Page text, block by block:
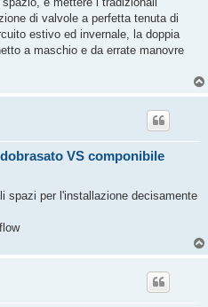
di valvole a perfetta tenuta di
estivo ed invernale, la doppia
a maschio e da errate manovre
VS componibile
spazi per l'installazione decisamente